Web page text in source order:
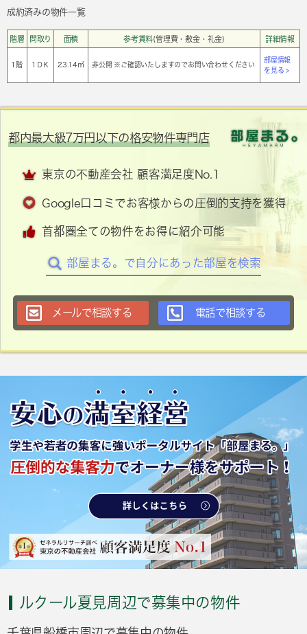
成約済みの物件一覧
階層 間取り 面積 参考賃料(管理費・敷金・礼金) 詳細情報
1階 1ＤＫ 23.14㎡ 非公開 ※ご確認いたしますのでお問い合わせください
部屋情報
を見る >
都内最大級7万円以下の格安物件専門店
東京の不動産会社 顧客満足度No.1
Google口コミでお客様からの圧倒的支持を獲得
首都圏全ての物件をお得に紹介可能
部屋まる。で自分にあった部屋を検索
メールで相談する 電話で相談する
ルクール夏見周辺で募集中の物件